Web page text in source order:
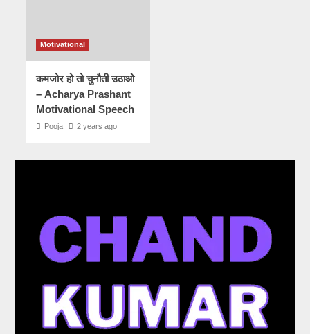
Motivational
कमजोर हो तो चुनौती उठाओ
– Acharya Prashant
Motivational Speech
Pooja 2 years ago